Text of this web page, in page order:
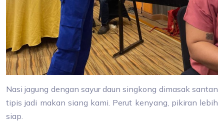
Nasi jagung dengan sayur daun singkong dimasak santan
tipis jadi makan siang kami. Perut kenyang, pikiran lebih
siap.